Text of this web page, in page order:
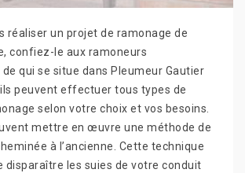
réaliser un projet de ramonage de
confiez-le aux ramoneurs
qui se situe dans Pleumeur Gautier
peuvent effectuer tous types de
selon votre choix et vos besoins.
mettre en œuvre une méthode de
à l’ancienne. Cette technique
disparaître les suies de votre conduit